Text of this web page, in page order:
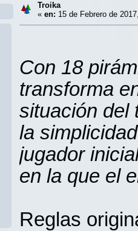
Troika
« en: 15 de Febrero de
Con 18
transforma
situación del
la
jugador
en la que el
Reglas